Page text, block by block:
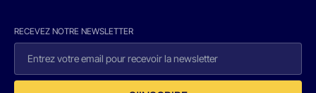
RECEVEZ NOTRE NEWSLETTER